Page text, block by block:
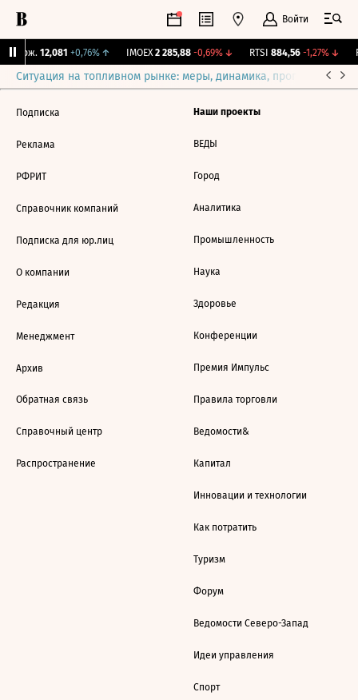
Войти
Бирж. 12,081 +0,76%↑ IMOEX 2 285,88 -0,69%↓ RTSI 884,56 -1,27%↓
Ситуация на топливном рынке: меры, динамика, прогнозы
Подписка
Реклама
РФРИТ
Справочник компаний
Подписка для юр.лиц
О компании
Редакция
Менеджмент
Архив
Обратная связь
Справочный центр
Распространение
Наши проекты
ВЕДЫ
Город
Аналитика
Промышленность
Наука
Здоровье
Конференции
Премия Импульс
Правила торговли
Ведомости&
Капитал
Инновации и технологии
Как потратить
Туризм
Форум
Ведомости Северо-Запад
Идеи управления
Спорт